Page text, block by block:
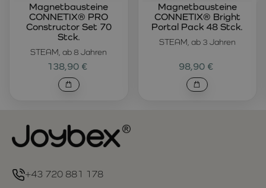
STEAM, ab 8 Jahren
Magnetbausteine
CONNETIX® PRO
Constructor Set 70
Stck.
138,90 €
STEAM, ab 3 Jahren
Magnetbausteine
CONNETIX® Bright
Portal Pack 48 Stck.
98,90 €
+43 720 881 178